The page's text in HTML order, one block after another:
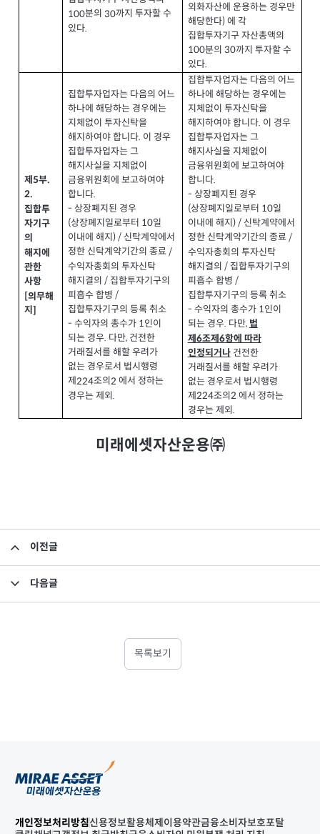
100분의 30까지 투자할 수
있다.
외화자산에 운용하는 경우만
해당한다)에 각
집합투자기구 자산총액의
100분의 30까지 투자할 수
있다.
제 5부.
2.
집합투
자기구
의
해지에
관한
사항
의무해
지
집합투자업자는 다음의 어느
하나에 해당하는 경우에는
지체없이 투자신탁을
해지하여야 합니다. 이 경우
집합투자업자는 그
해지사실을 지체없이
금융위원회에 보고하여야
합니다.
- 상장폐지된 경우
(상장폐지일로부터 10일
이내에 해지 ) / 신탁계약에서
정한 신탁계약기간의 종료/
수익자총회의 투자신탁
해지결의 / 집합투자기구의
피흡수 합병 /
집합투자기구의 등록 취소
- 수익자의 총수가1인이
되는 경우. 다만, 건전한
거래질서를 해할 우려가
없는 경우로서 법시행령
제224조의2 에서 정하는
경우는 제외.
집합투자업자는 다음의 어느
하나에 해당하는 경우에는
지체없이 투자신탁을
해지하여야 합니다. 이 경우
집합투자업자는 그
해지사실을 지체없이
금융위원회에 보고하여야
합니다.
- 상장폐지된 경우
(상장폐지일로부터 10일
이내에 해지 ) / 신탁계약에서
정한 신탁계약기간의 종료/
수익자총회의 투자신탁
해지결의 / 집합투자기구의
피흡수 합병 /
집합투자기구의 등록 취소
- 수익자의 총수가1인이
되는 경우. 다만, 법
제6조제6항에 따라
인정되거나건전한
거래질서를 해할 우려가
없는 경우로서 법시행령
제 224조의2 에서 정하는
경우는 제외.
미래에셋자산운용㈜
이전글
다음글
목록보기
개인정보처리방침신용정보활용체제 이용약관금융소비자보호포탈